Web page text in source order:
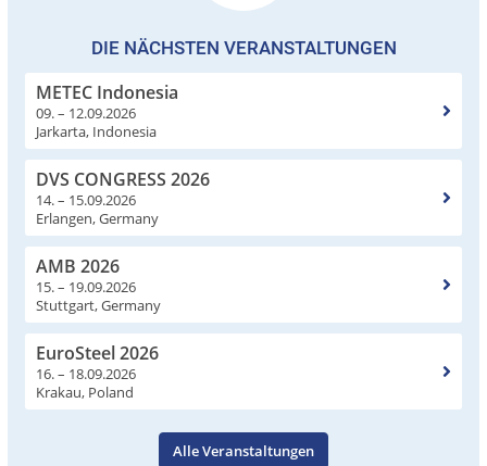
DIE NÄCHSTEN VERANSTALTUNGEN
METEC Indonesia
09. – 12.09.2026
Jarkarta, Indonesia
DVS CONGRESS 2026
14. – 15.09.2026
Erlangen, Germany
AMB 2026
15. – 19.09.2026
Stuttgart, Germany
EuroSteel 2026
16. – 18.09.2026
Krakau, Poland
Alle Veranstaltungen